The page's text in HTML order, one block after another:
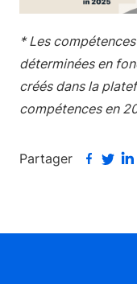
* Les
déterminées en
créés dans la
compétences en
Partager